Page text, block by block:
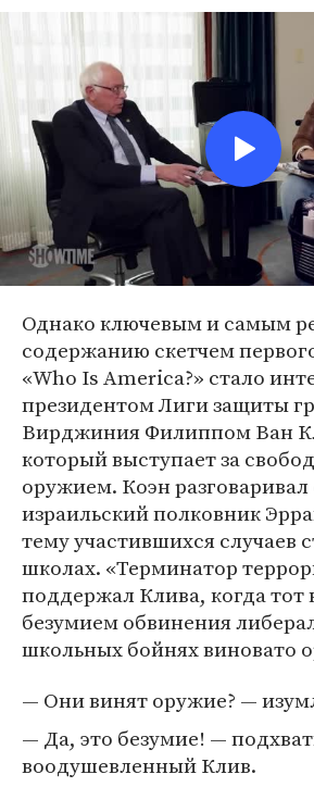
Однако ключевым и самым
содержанию скетчем
«Who Is America?» стало
президентом Лиги защиты
Вирджиния Филиппом Ван
который выступает за
оружием. Коэн
израильский полковник
тему участившихся случаев
школах. «Терминатор
поддержал Клива, когда тот
безумием обвинения
школьных бойнях виновато
— Они винят оружие? —
— Да, это безумие! —
воодушевленный Клив.